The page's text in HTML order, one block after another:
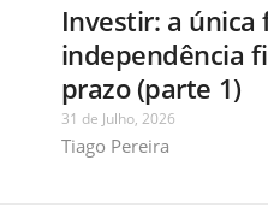
Investir: a única
independência
prazo (parte 1)
31 de Julho, 2026
Tiago Pereira